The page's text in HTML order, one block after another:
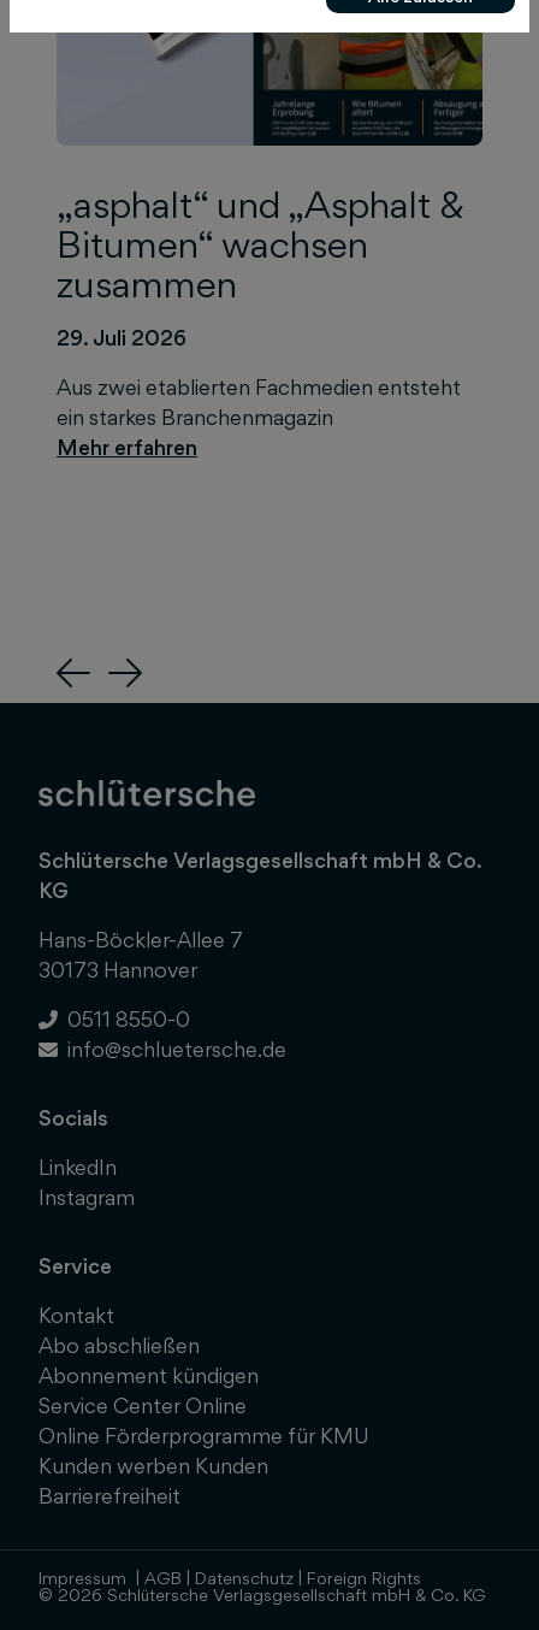
„asphalt“ und „Asphalt &
Bitumen“ wachsen
zusammen
29. Juli 2026
Aus zwei etablierten Fachmedien entsteht
ein starkes Branchenmagazin
Previous
Next
Schlütersche Verlagsgesellschaft mbH & Co.
KG
Hans-Böckler-Allee 7
30173 Hannover
0511 8550-0
info@schluetersche.de
Socials
LinkedIn
Instagram
Service
Kontakt
Abo abschließen
Abonnement kündigen
Service Center Online
Online Förderprogramme für KMU
Kunden werben Kunden
Barrierefreiheit
Impressum AGB Datenschutz
Foreign Rights
© 2026 Schlütersche Verlagsgesellschaft mbH & Co. KG